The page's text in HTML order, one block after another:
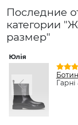
✅ Самый дешевый
товар
✅ Самый дорогой
товар
товар
Последние
категории
размер"
Юлія